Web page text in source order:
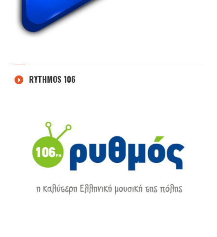
RYTHMOS 106